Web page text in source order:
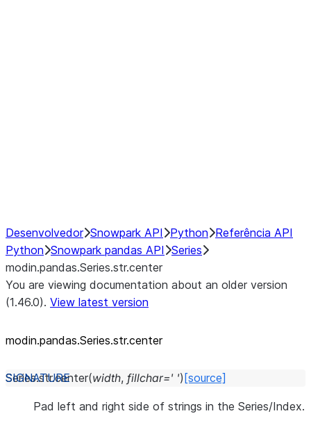
Desenvolvedor Snowpark API Python Referência API
Python Snowpark pandas API Series
modin.pandas.Series.str.center
You are viewing documentation about an older version
(1.46.0). View latest version
modin.pandas.Series.str.center
Series.str.center(width, fillchar=' ') [source]
Pad left and right side of strings in the Series/Index.